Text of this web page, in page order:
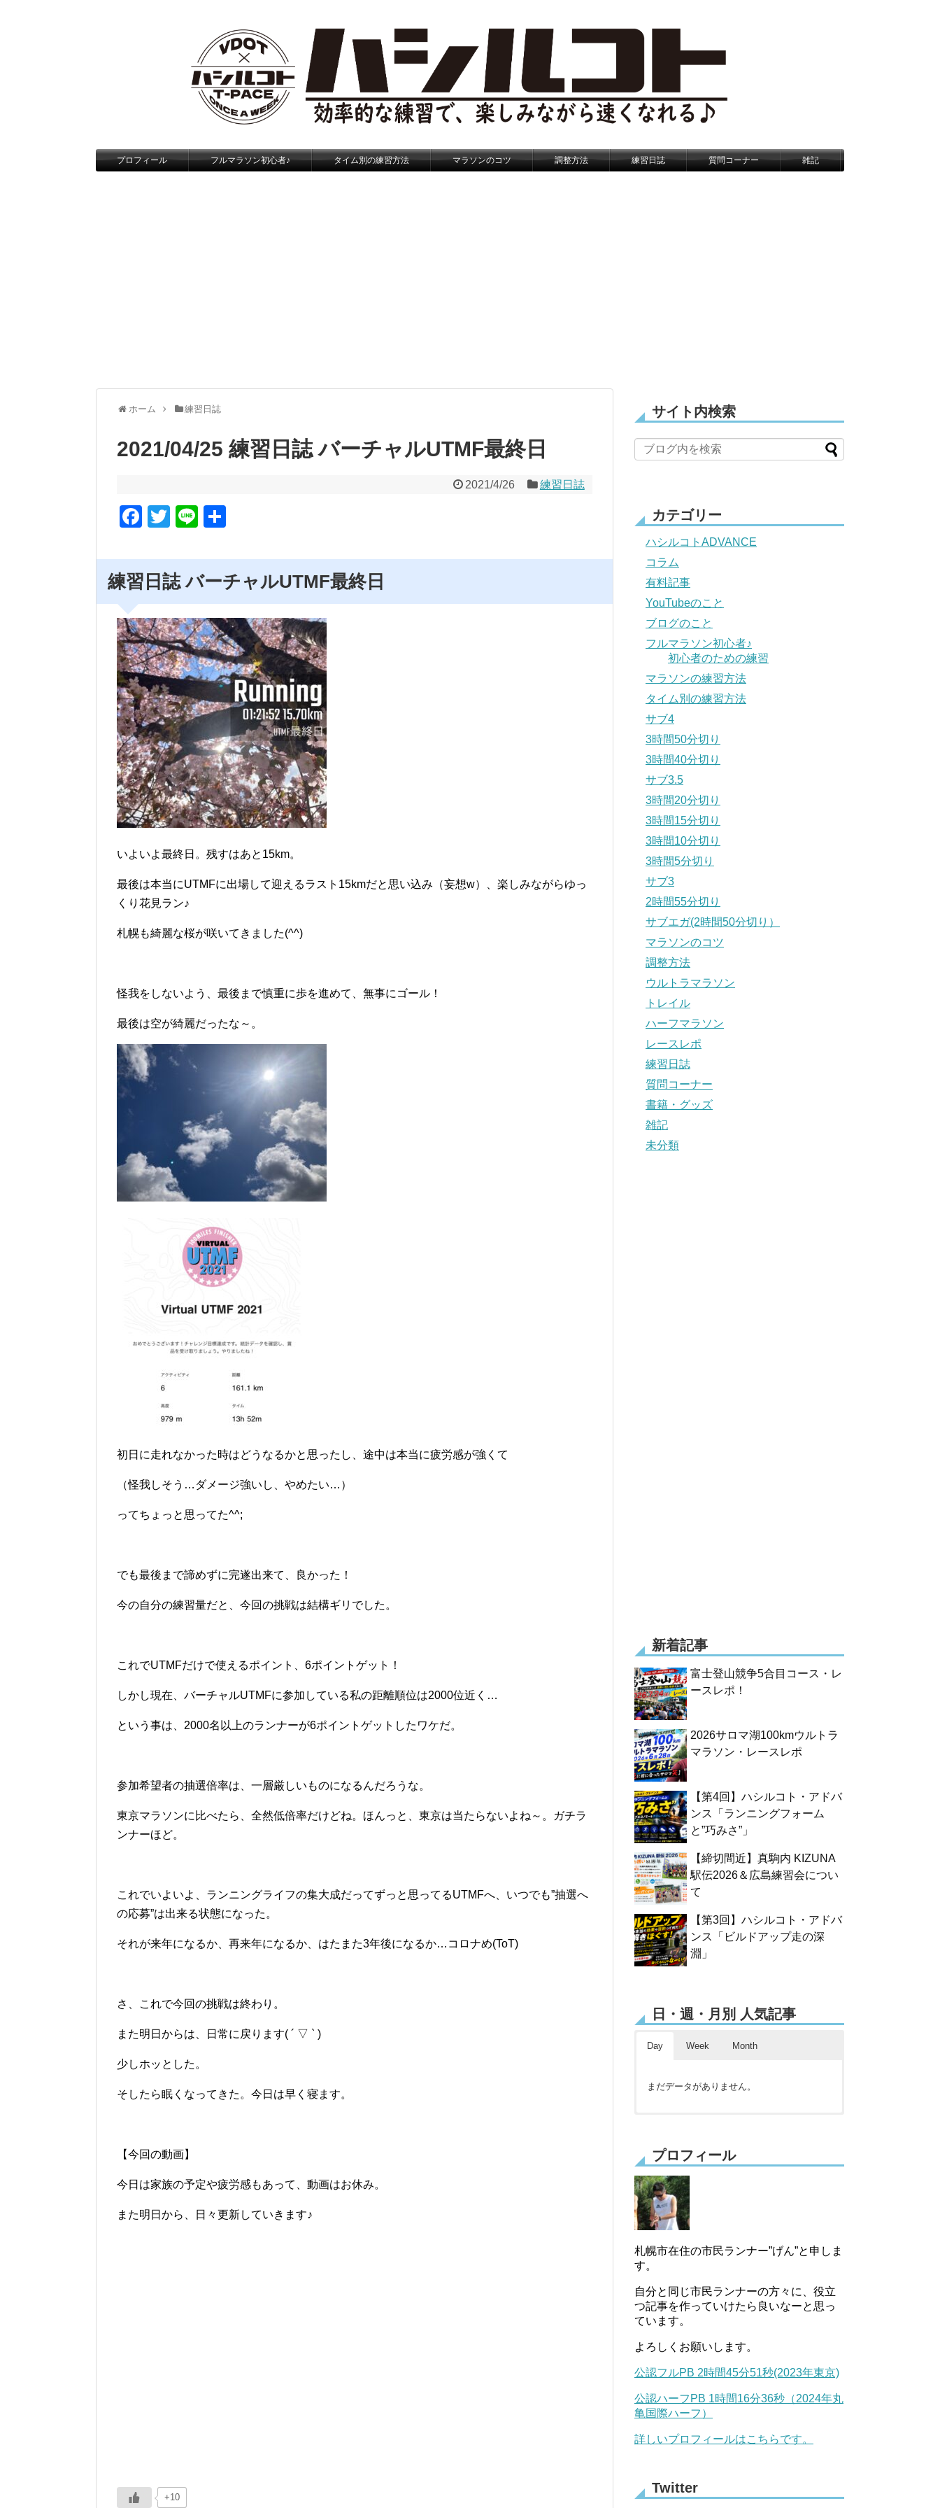
プロフィール フルマラソン初心者♪ タイム別の練習方法 マラソンのコツ 調整方法 練習日誌 質問コーナー 雑記
ホーム 練習日誌
2021/04/25 練習日誌 バーチャルUTMF最終日
2021/4/26 練習日誌
F
c
e
b
o
o
k
T
tt
er
Li
e
練習日誌 バーチャルUTMF最終日
いよいよ最終日。残すはあと15km。
最後は本当にUTMFに出場して迎えるラスト15kmだと思い込み（妄想w）、楽しみながらゆっ
くり花見ラン♪
札幌も綺麗な桜が咲いてきました(^^)
怪我をしないよう、最後まで慎重に歩を進めて、無事にゴール！
最後は空が綺麗だったな～。
初日に走れなかった時はどうなるかと思ったし、途中は本当に疲労感が強くて
（怪我しそう…ダメージ強いし、やめたい…）
ってちょっと思ってた^^;
でも最後まで諦めずに完遂出来て、良かった！
今の自分の練習量だと、今回の挑戦は結構ギリでした。
これでUTMFだけで使えるポイント、6ポイントゲット！
しかし現在、バーチャルUTMFに参加している私の距離順位は2000位近く…
という事は、2000名以上のランナーが6ポイントゲットしたワケだ。
参加希望者の抽選倍率は、一層厳しいものになるんだろうな。
東京マラソンに比べたら、全然低倍率だけどね。ほんっと、東京は当たらないよね～。ガチラ
ンナーほど。
これでいよいよ、ランニングライフの集大成だってずっと思ってるUTMFへ、いつでも”抽選へ
の応募”は出来る状態になった。
それが来年になるか、再来年になるか、はたまた3年後になるか…コロナめ(ToT)
さ、これで今回の挑戦は終わり。
また明日からは、日常に戻ります( ´ ▽ ` )
少しホッとした。
そしたら眠くなってきた。今日は早く寝ます。
【今回の動画】
今日は家族の予定や疲労感もあって、動画はお休み。
また明日から、日々更新していきます♪
+10
サイト内検索
カテゴリー
ハシルコトADVANCE
コラム
有料記事
YouTubeのこと
ブログのこと
フルマラソン初心者♪
初心者のための練習
マラソンの練習方法
タイム別の練習方法
サブ4
3時間50分切り
3時間40分切り
サブ3.5
3時間20分切り
3時間15分切り
3時間10分切り
3時間5分切り
サブ3
2時間55分切り
サブエガ(2時間50分切り）
マラソンのコツ
調整方法
ウルトラマラソン
トレイル
ハーフマラソン
レースレポ
練習日誌
質問コーナー
書籍・グッズ
雑記
未分類
新着記事
富士登山競争5合目コース・レ
ースレポ！
2026サロマ湖100kmウルトラ
マラソン・レースレポ
【第4回】ハシルコト・アドバ
ンス「ランニングフォーム
と”巧みさ”」
【締切間近】真駒内 KIZUNA
駅伝2026＆広島練習会につい
て
【第3回】ハシルコト・アドバ
ンス「ビルドアップ走の深
淵」
日・週・月別 人気記事
Day Week Month
まだデータがありません。
プロフィール
札幌市在住の市民ランナー”げん”と申しま
す。
自分と同じ市民ランナーの方々に、役立
つ記事を作っていけたら良いなーと思っ
ています。
よろしくお願いします。
公認フルPB 2時間45分51秒(2023年東京)
公認ハーフPB 1時間16分36秒（2024年丸
亀国際ハーフ）
詳しいプロフィールはこちらです。
Twitter